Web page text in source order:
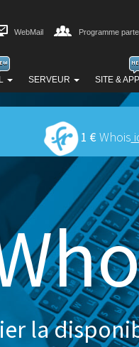
SERVEUR SITE & APP
WebMail Programme
1 €Whois
la